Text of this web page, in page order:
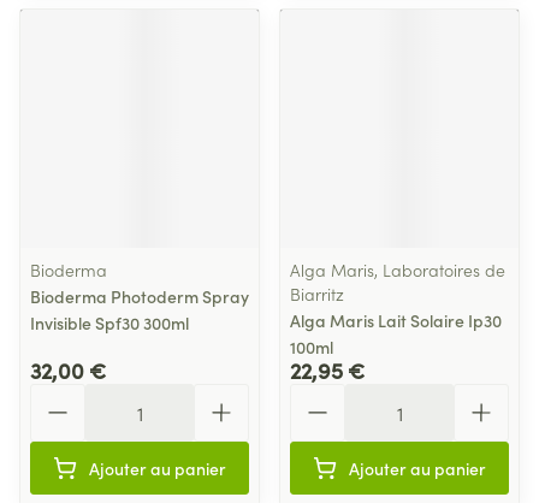
Bioderma
Bioderma Photoderm Spray
Invisible Spf30 300ml
32,00 €
Ajouter au panier
Alga Maris, Laboratoires de
Biarritz
Alga Maris Lait Solaire Ip30
100ml
22,95 €
Ajouter au panier